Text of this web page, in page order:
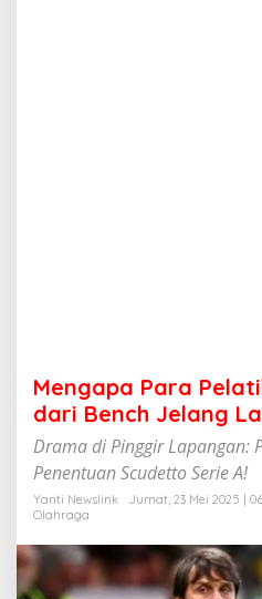
r
u
s
i
r
d
a
i
B
e
Mengapa Para
dari Bench Jelang
Drama di Pinggir Lapangan:
Penentuan Scudetto Serie A!
Yanti Newslink
Jumat, 23 Mei 2025 |
Olahraga